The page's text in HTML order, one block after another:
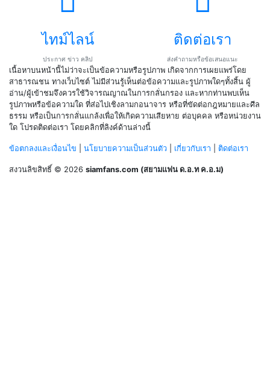
ไทม์ไลน์
ประกาศ ข่าว คลิป
ติดต่อเรา
ส่งคำถามหรือข้อเสนอแนะ
เนื้อหาบนหน้านี้ไม่ว่าจะเป็นข้อความหรือรูปภาพ เกิดจากการเผยแพร่โดย
สาธารณชน ทางเว็บไซต์ ไม่มีส่วนรู้เห็นต่อข้อความและรูปภาพใดๆทั้งสิ้น ผู้
อ่าน/ผู้เข้าชมจึงควรใช้วิจารณญาณในการกลั่นกรอง และหากท่านพบเห็น
รูปภาพหรือข้อความใด ที่ส่อไปเชิงลามกอนาจาร หรือที่ขัดต่อกฎหมายและศีล
ธรรม หรือเป็นการกลั่นแกล้งเพื่อให้เกิดความเสียหาย ต่อบุคคล หรือหน่วยงาน
ใด โปรดติดต่อเรา โดยคลิกที่ลิงค์ด้านล่างนี้
ข้อตกลงและเงื่อนไข นโยบายความเป็นส่วนตัว เกี่ยวกับเรา ติดต่อเรา
สงวนลิขสิทธิ์ © 2026 siamfans.com (สยามแฟน ด.อ.ท ค.อ.ม)